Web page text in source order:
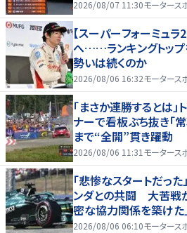
2026/08/07 11:30モータース
【スーパーフォーミュ
へ……ランキングトッ
勢いは続くのか
2026/08/06 16:32モータース
「まさか連勝するとは
ナーで看板ぶち抜き「
まで“全開”貫き躍動
2026/08/06 11:31 モータース
「悲惨なスタートだっ
ンダとの共闘 大苦戦
密な協力関係を築けた
2026/08/06 06:10モータース